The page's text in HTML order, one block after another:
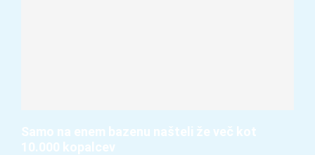
Samo na enem bazenu našteli že več kot
10.000 kopalcev